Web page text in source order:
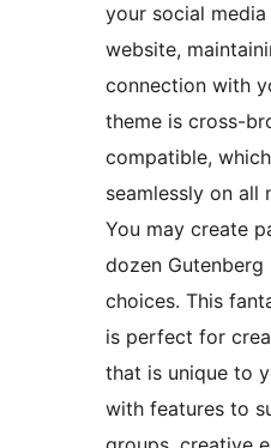
your social
website,
connection with
theme is cross-
compatible,
seamlessly on all
You may create
dozen
choices. This
is perfect for
that is unique to
with features to